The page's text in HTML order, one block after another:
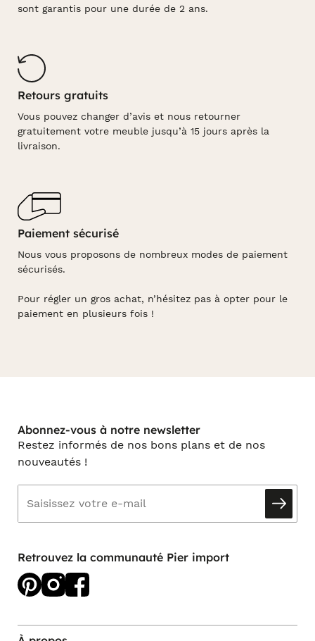
sont garantis pour une durée de 2 ans.
Retours gratuits
Vous pouvez changer d’avis et nous retourner
gratuitement votre meuble jusqu’à 15 jours après la
livraison.
Paiement sécurisé
Nous vous proposons de nombreux modes de paiement
sécurisés.
Pour régler un gros achat, n’hésitez pas à opter pour le
paiement en plusieurs fois !
Abonnez-vous à notre newsletter
Restez informés de nos bons plans et de nos
nouveautés !
Retrouvez la communauté Pier import